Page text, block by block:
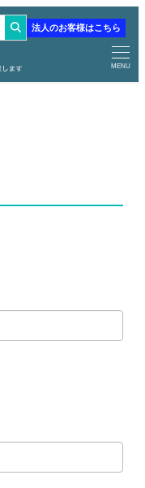
検
法人のお客様はこちら
MENU